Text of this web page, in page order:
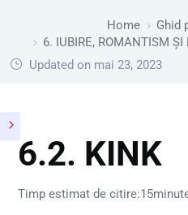
Home
Ghid
6. IUBIRE, ROMANTISM
Updated on mai 23, 2023
6.2. KINK
Timp estimat de